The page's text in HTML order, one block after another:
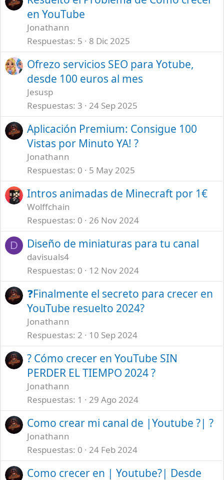
en YouTube
Jonathann
Respuestas 5 8 Dic 2025
Ofrezo servicios SEO para Yotube,
desde 100 euros al mes
Jesusp
Respuestas 3 24 Sep 2025
Aplicación Premium: Consigue 100
Vistas por Minuto YA! ?
Jonathann
Respuestas 0 5 May 2025
Intros animadas de Minecraft por 1€
Wolffchain
Respuestas 0 26 Nov 2024
D Diseño de miniaturas para tu canal
davisuals4
Respuestas 0 12 Nov 2024
❓Finalmente el secreto para crecer en
YouTube resuelto 2024?
Jonathann
Respuestas 2 10 Sep 2024
? Cómo crecer en YouTube SIN
PERDER EL TIEMPO 2024 ?
Jonathann
Respuestas 1 29 Ago 2024
Como crear mi canal de |Youtube ?| ?
Jonathann
Respuestas 0 24 Feb 2024
Como crecer en | Youtube?| Desde